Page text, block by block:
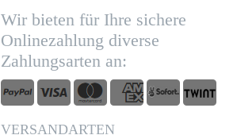
Wir bieten für Ihre sichere
Onlinezahlung diverse
Zahlungsarten an:
VERSANDARTEN